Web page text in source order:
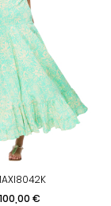
Prix
100,00 €